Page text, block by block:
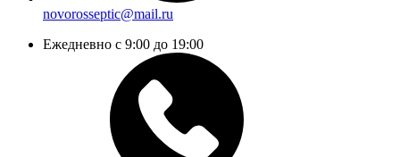
novorosseptic@mail.ru
Ежедневно с 9:00 до 19:00